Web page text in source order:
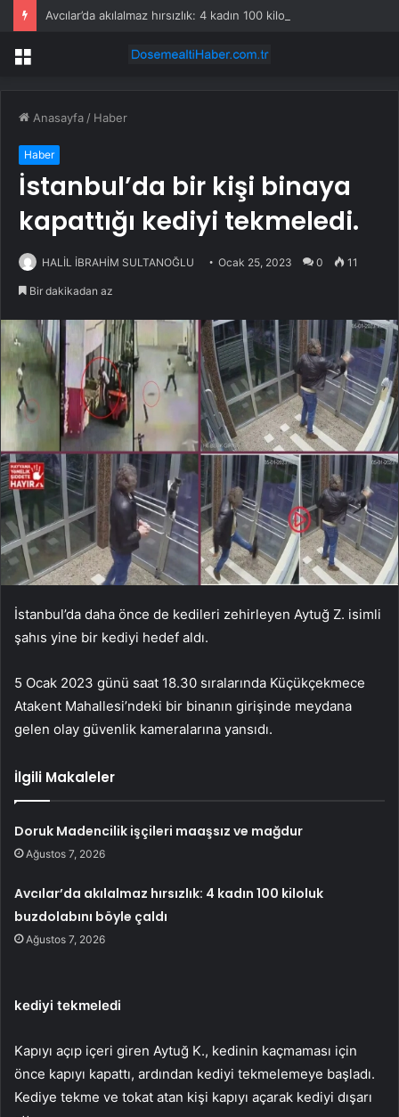
Menü
Anasayfa / Haber
Haber
İstanbul’da bir kişi binaya
kapattığı kediyi tekmeledi.
HALİL İBRAHİM SULTANOĞLU Ocak 25, 2023 0 11
Bir dakikadan az
İstanbul’da daha önce de kedileri zehirleyen Aytuğ Z. isimli
şahıs yine bir kediyi hedef aldı.
5 Ocak 2023 günü saat 18.30 sıralarında Küçükçekmece
Atakent Mahallesi’ndeki bir binanın girişinde meydana
gelen olay güvenlik kameralarına yansıdı.
İlgili Makaleler
Doruk Madencilik işçileri maaşsız ve mağdur
Ağustos 7, 2026
Avcılar’da akılalmaz hırsızlık: 4 kadın 100 kiloluk
buzdolabını böyle çaldı
Ağustos 7, 2026
kediyi tekmeledi
Kapıyı açıp içeri giren Aytuğ K., kedinin kaçmaması için
önce kapıyı kapattı, ardından kediyi tekmelemeye başladı.
Kediye tekme ve tokat atan kişi kapıyı açarak kediyi dışarı